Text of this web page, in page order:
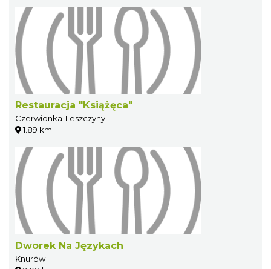
Restauracja "Książęca"
Czerwionka-Leszczyny
1.89 km
Dworek Na Językach
Knurów